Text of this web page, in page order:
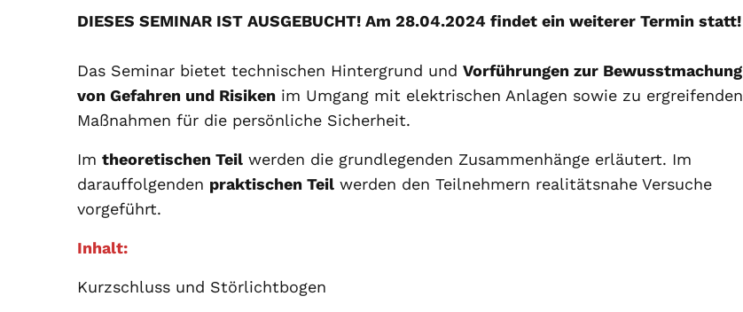
DIESES SEMINAR IST AUSGEBUCHT! Am 28.04.2024 findet ein weiterer Termin statt!
Das Seminar bietet technischen Hintergrund und Vorführungen zur Bewusstmachung
von Gefahren und Risiken im Umgang mit elektrischen Anlagen sowie zu ergreifenden
Maßnahmen für die persönliche Sicherheit.
Im theoretischen Teil werden die grundlegenden Zusammenhänge erläutert. Im
darauffolgenden praktischen Teil werden den Teilnehmern realitätsnahe Versuche
vorgeführt.
Inhalt:
Kurzschluss und Störlichtbogen